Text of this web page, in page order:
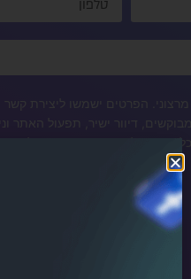
הפרטים ישמשו ליצירת קשר
דיוור ישיר, תפעול האתר
עת ושעל מסירת הפרטים שלי